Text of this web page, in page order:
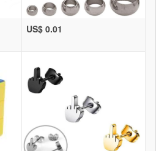
US$ 0.01